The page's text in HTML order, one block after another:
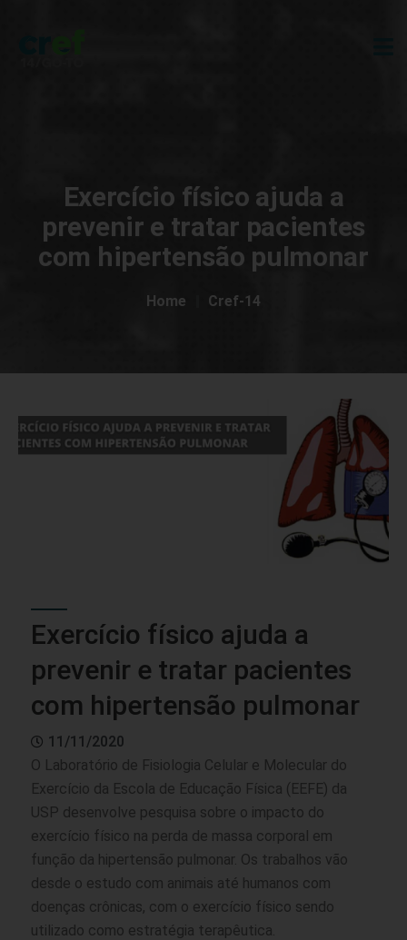
Exercício físico ajuda a
prevenir e tratar pacientes
com hipertensão pulmonar
Home Cref-14
Exercício físico ajuda a
prevenir e tratar pacientes
com hipertensão pulmonar
11/11/2020
O Laboratório de Fisiologia Celular e Molecular do
Exercício da Escola de Educação Física (EEFE) da
USP desenvolve pesquisa sobre o impacto do
exercício físico na perda de massa corporal em
função da hipertensão pulmonar. Os trabalhos vão
desde o estudo com animais até humanos com
doenças crônicas, com o exercício físico sendo
utilizado como estratégia terapêutica.